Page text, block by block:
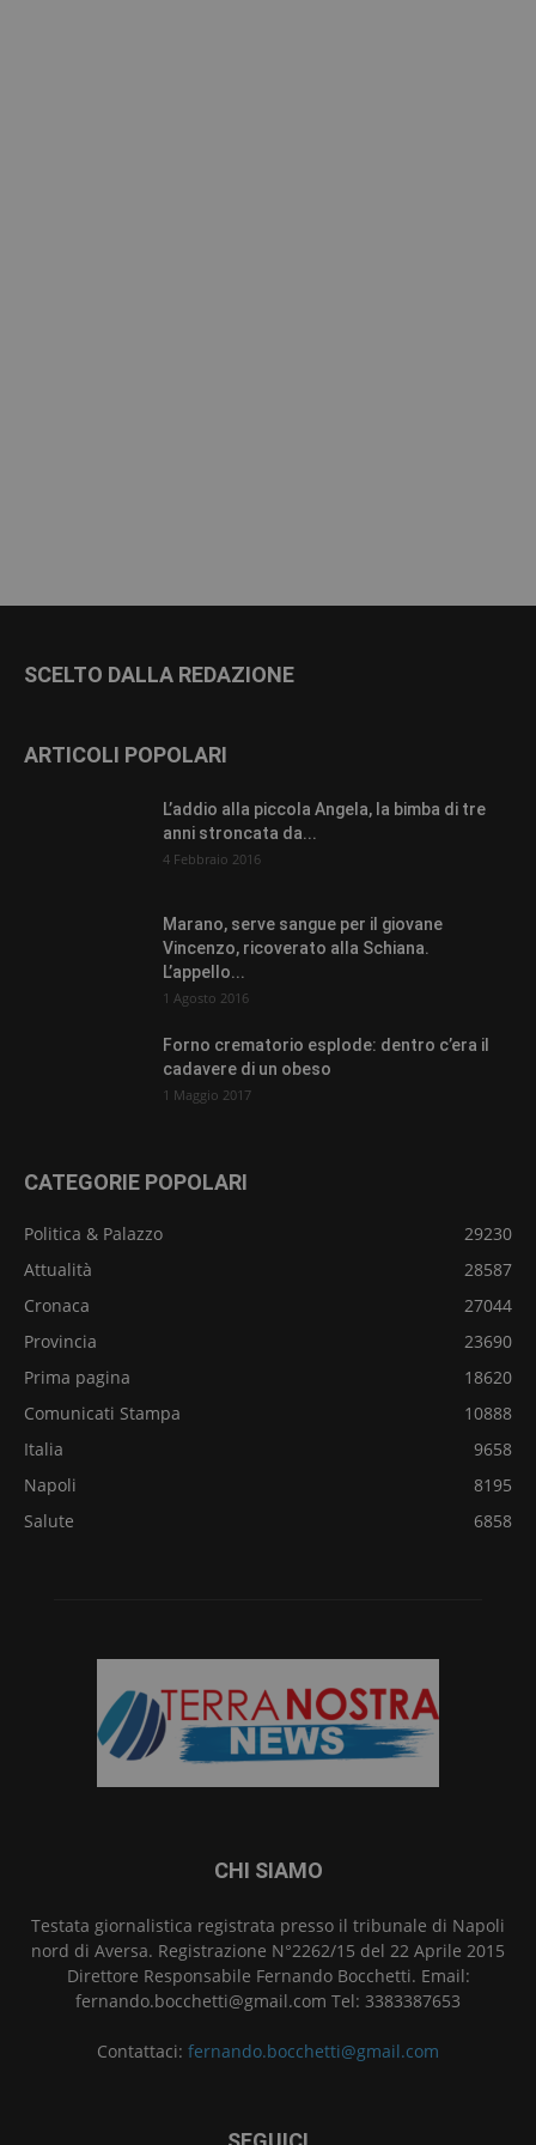
SCELTO DALLA REDAZIONE
ARTICOLI POPOLARI
L’addio alla piccola Angela, la bimba di tre
anni stroncata da...
4 Febbraio 2016
Marano, serve sangue per il giovane
Vincenzo, ricoverato alla Schiana.
L’appello...
1 Agosto 2016
Forno crematorio esplode: dentro c’era il
cadavere di un obeso
1 Maggio 2017
CATEGORIE POPOLARI
Politica & Palazzo
29230
Attualità
28587
Cronaca
27044
Provincia
23690
Prima pagina
18620
Comunicati Stampa
10888
Italia
9658
Napoli
8195
Salute
6858
CHI SIAMO
Testata giornalistica registrata presso il tribunale di Napoli
nord di Aversa. Registrazione N°2262/15 del 22 Aprile 2015
Direttore Responsabile Fernando Bocchetti. Email:
fernando.bocchetti@gmail.com Tel: 3383387653
Contattaci: fernando.bocchetti@gmail.com